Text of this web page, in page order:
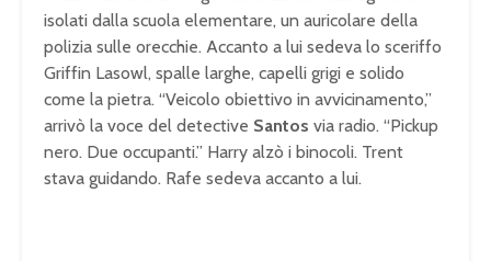
isolati dalla scuola elementare, un auricolare della
polizia sulle orecchie. Accanto a lui sedeva lo sceriffo
Griffin Lasowl, spalle larghe, capelli grigi e solido
come la pietra. “Veicolo obiettivo in avvicinamento,”
arrivò la voce del detective Santos via radio. “Pickup
nero. Due occupanti.” Harry alzò i binocoli. Trent
stava guidando. Rafe sedeva accanto a lui.